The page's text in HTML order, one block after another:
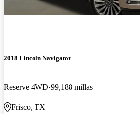
2018 Lincoln Navigator
Reserve 4WD 99,188 millas
Frisco, TX